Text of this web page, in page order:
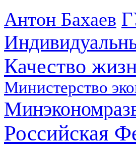
Антон Бахаев
Качество
Министерство
Российская